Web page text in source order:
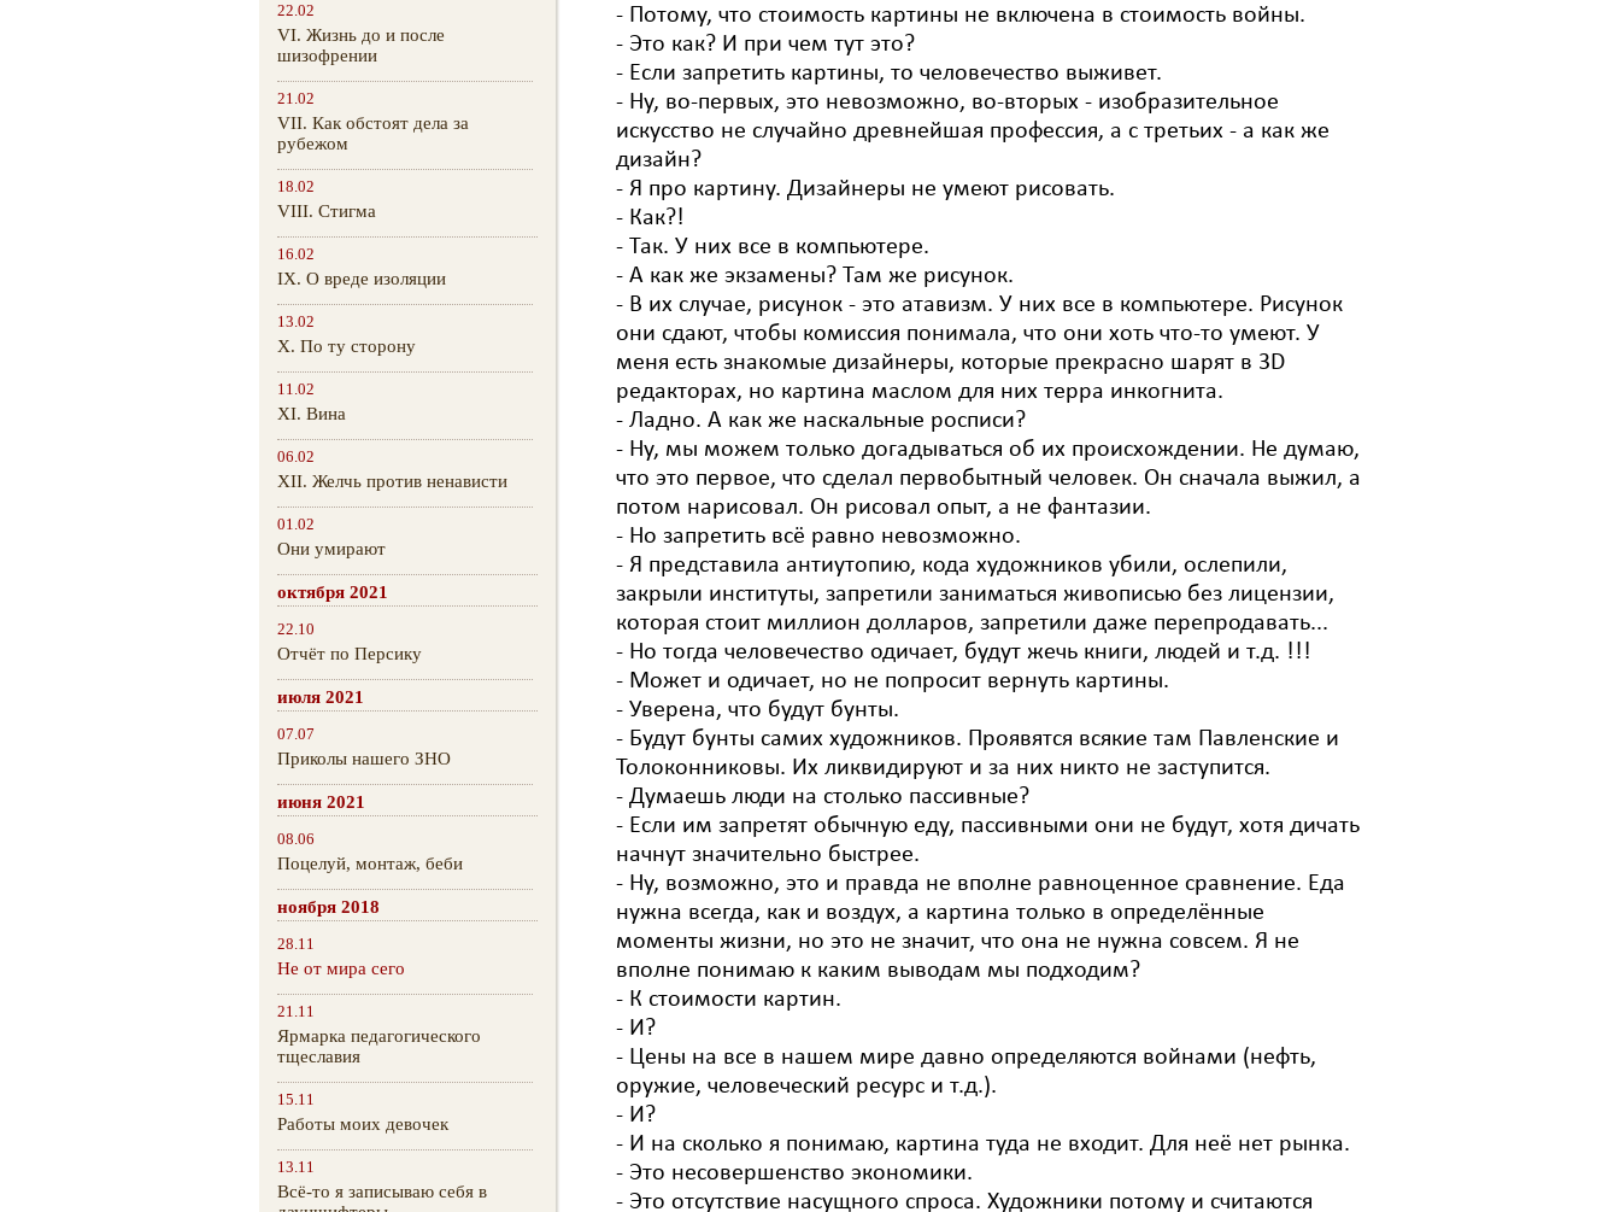
22.02
VI. Жизнь до и после
шизофрении
21.02
VII. Как обстоят дела за
рубежом
18.02
VIII. Стигма
16.02
IX. О вреде изоляции
13.02
Х. По ту сторону
11.02
XI. Вина
06.02
XII. Желчь против ненависти
01.02
Они умирают
октября 2021
22.10
Отчёт по Персику
июля 2021
07.07
Приколы нашего ЗНО
июня 2021
08.06
Поцелуй, монтаж, беби
ноября 2018
28.11
Не от мира сего
21.11
Ярмарка педагогического
тщеславия
15.11
Работы моих девочек
13.11
Всё-то я записываю себя в
- Потому, что стоимость картины не включена в стоимость войны.
- Это как? И при чем тут это?
- Если запретить картины, то человечество выживет.
- Ну, во-первых, это невозможно, во-вторых - изобразительное
искусство не случайно древнейшая профессия, а с третьих - а как же
дизайн?
- Я про картину. Дизайнеры не умеют рисовать.
- Как?!
- Так. У них все в компьютере.
- А как же экзамены? Там же рисунок.
- В их случае, рисунок - это атавизм. У них все в компьютере. Рисунок
они сдают, чтобы комиссия понимала, что они хоть что-то умеют. У
меня есть знакомые дизайнеры, которые прекрасно шарят в 3D
редакторах, но картина маслом для них терра инкогнита.
- Ладно. А как же наскальные росписи?
- Ну, мы можем только догадываться об их происхождении. Не думаю,
что это первое, что сделал первобытный человек. Он сначала выжил, а
потом нарисовал. Он рисовал опыт, а не фантазии.
- Но запретить всё равно невозможно.
- Я представила антиутопию, кода художников убили, ослепили,
закрыли институты, запретили заниматься живописью без лицензии,
которая стоит миллион долларов, запретили даже перепродавать...
- Но тогда человечество одичает, будут жечь книги, людей и т.д. !!!
- Может и одичает, но не попросит вернуть картины.
- Уверена, что будут бунты.
- Будут бунты самих художников. Проявятся всякие там Павленские и
Толоконниковы. Их ликвидируют и за них никто не заступится.
- Думаешь люди на столько пассивные?
- Если им запретят обычную еду, пассивными они не будут, хотя дичать
начнут значительно быстрее.
- Ну, возможно, это и правда не вполне равноценное сравнение. Еда
нужна всегда, как и воздух, а картина только в определённые
моменты жизни, но это не значит, что она не нужна совсем. Я не
вполне понимаю к каким выводам мы подходим?
- К стоимости картин.
- И?
- Цены на все в нашем мире давно определяются войнами (нефть,
оружие, человеческий ресурс и т.д.).
- И?
- И на сколько я понимаю, картина туда не входит. Для неё нет рынка.
- Это несовершенство экономики.
- Это отсутствие насущного спроса. Художники потому и считаются